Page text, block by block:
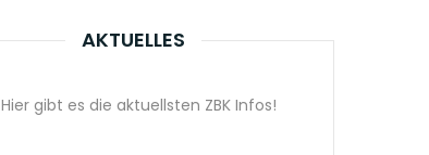
AKTUELLES
Hier gibt es die aktuellsten ZBK Infos!